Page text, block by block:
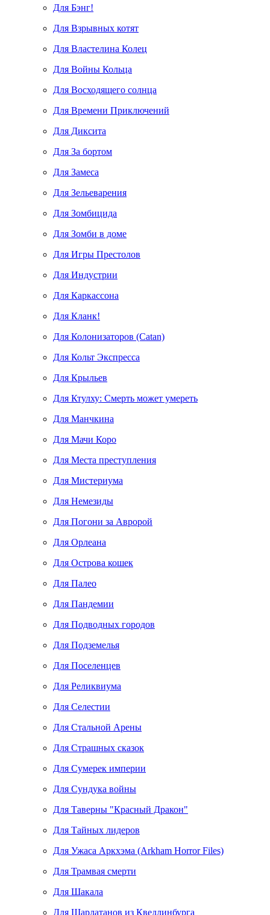
Для Бэнг!
Для Взрывных котят
Для Властелина Колец
Для Войны Кольца
Для Восходящего солнца
Для Времени Приключений
Для Диксита
Для За бортом
Для Замеса
Для Зельеварения
Для Зомбицида
Для Зомби в доме
Для Игры Престолов
Для Индустрии
Для Каркассона
Для Кланк!
Для Колонизаторов (Catan)
Для Кольт Экспресса
Для Крыльев
Для Ктулху: Смерть может умереть
Для Манчкина
Для Мачи Коро
Для Места преступления
Для Мистериума
Для Немезиды
Для Погони за Авророй
Для Орлеана
Для Острова кошек
Для Палео
Для Пандемии
Для Подводных городов
Для Подземелья
Для Поселенцев
Для Реликвиума
Для Селестии
Для Стальной Арены
Для Страшных сказок
Для Сумерек империи
Для Сундука войны
Для Таверны "Красный Дракон"
Для Тайных лидеров
Для Ужаса Аркхэма (Arkham Horror Files)
Для Трамвая смерти
Для Шакала
Для Шарлатанов из Кведлинбурга